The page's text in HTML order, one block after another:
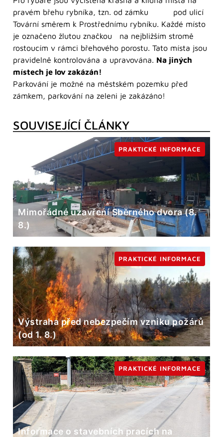
pravém břehu rybníka, tzn. od zámku pod ulicí
Tovární směrem k Prostřednímu rybníku. Každé místo
je označeno žlutou značkou na nejbližším stromě
rostoucím v rámci břehového porostu. Tato místa jsou
pravidelně kontrolována a upravována. Na jiných
místech je lov zakázán!
Parkování je možné na městském pozemku před
zámkem, parkování na zeleni je zakázáno!
SOUVISEJÍCÍ ČLÁNKY
Mimořádné uzavření Sběrného dvora (8.
8.)
PRAKTICKÉ INFORMACE
Výstraha před nebezpečím vzniku požárů
(od 1. 8.)
PRAKTICKÉ INFORMACE
Informace o stavebních pracích na
PRAKTICKÉ INFORMACE